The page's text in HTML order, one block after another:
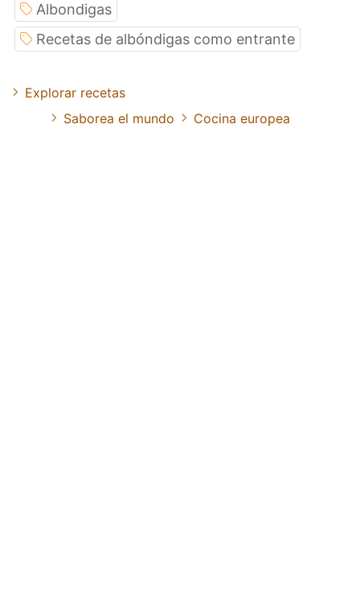
Albondigas
Recetas de albóndigas como entrante
Explorar recetas
Saborea el mundo
Cocina europea